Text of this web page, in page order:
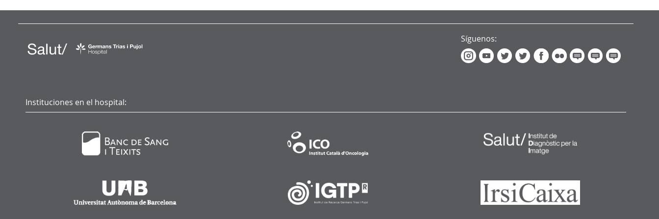
Síguenos:
Instituciones en el hospital: